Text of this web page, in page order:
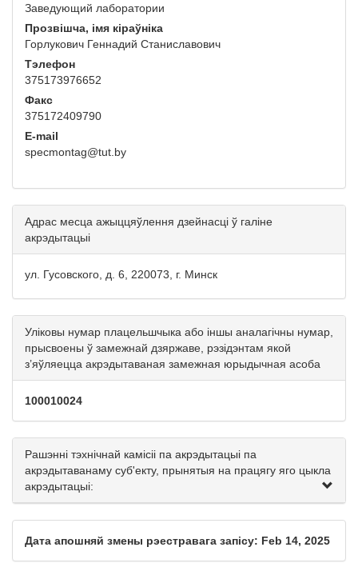
Заведующий лаборатории
Прозвішча, імя кіраўніка
Горлукович Геннадий Станиславович
Тэлефон
375173976652
Факс
375172409790
E-mail
specmontag@tut.by
Адрас месца ажыццяўлення дзейнасці ў галіне
акрэдытацыі
ул. Гусовского, д. 6, 220073, г. Минск
Уліковы нумар плацельшчыка або іншы аналагічны нумар,
прысвоены ў замежнай дзяржаве, рэзідэнтам якой
з’яўляецца акрэдытаваная замежная юрыдычная асоба
100010024
Рашэнні тэхнічнай камісіі па акрэдытацыі па
акрэдытаванаму суб'екту, прынятыя на працягу яго цыкла
акрэдытацыі:
Дата апошняй змены рэестравага запісу: Feb 14, 2025